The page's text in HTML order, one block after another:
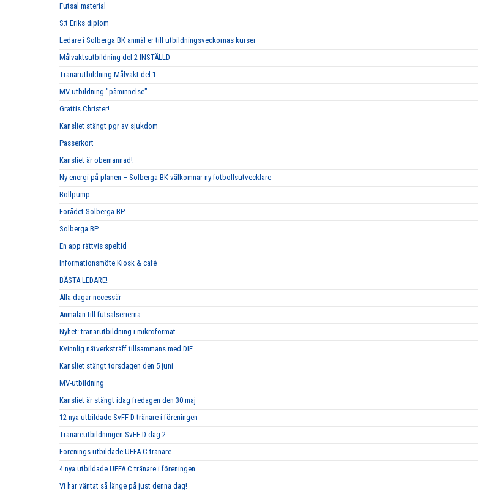
Futsal material
S:t Eriks diplom
Ledare i Solberga BK anmäl er till utbildningsveckornas kurser
Målvaktsutbildning del 2 INSTÄLLD
Tränarutbildning Målvakt del 1
MV-utbildning "påminnelse"
Grattis Christer!
Kansliet stängt pgr av sjukdom
Passerkort
Kansliet är obemannad!
Ny energi på planen – Solberga BK välkomnar ny fotbollsutvecklare
Bollpump
Förådet Solberga BP
Solberga BP
En app rättvis speltid
Informationsmöte Kiosk & café
BÄSTA LEDARE!
Alla dagar necessär
Anmälan till futsalserierna
Nyhet: tränarutbildning i mikroformat
Kvinnlig nätverksträff tillsammans med DIF
Kansliet stängt torsdagen den 5 juni
MV-utbildning
Kansliet är stängt idag fredagen den 30 maj
12 nya utbildade SvFF D tränare i föreningen
Tränareutbildningen SvFF D dag 2
Förenings utbildade UEFA C tränare
4 nya utbildade UEFA C tränare i föreningen
Vi har väntat så länge på just denna dag!